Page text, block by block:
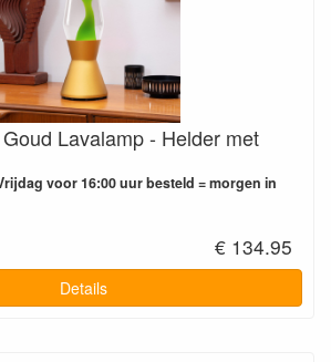
Lavalamp - Helder met
voor 16:00 uur besteld = morgen in
€ 134.95
Details